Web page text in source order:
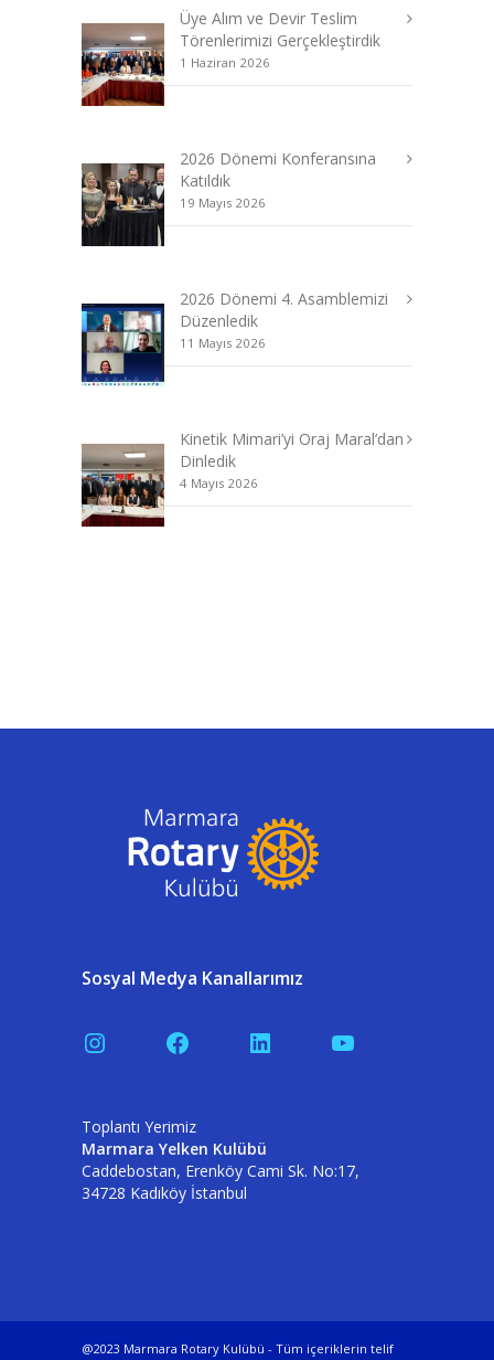
Üye Alım ve Devir Teslim
Törenlerimizi Gerçekleştirdik
1 Haziran 2026
2026 Dönemi Konferansına
Katıldık
19 Mayıs 2026
2026 Dönemi 4. Asamblemizi
Düzenledik
11 Mayıs 2026
Kinetik Mimari’yi Oraj Maral’dan
Dinledik
4 Mayıs 2026
Sosyal Medya Kanallarımız
InstagramFacebookLinkedInYouTube
Toplantı Yerimiz
Marmara Yelken Kulübü
Caddebostan, Erenköy Cami Sk. No:17,
34728 Kadıköy İstanbul
@2023 Marmara Rotary Kulübü - Tüm içeriklerin telif